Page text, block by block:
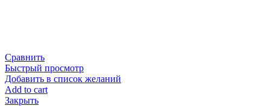
Сравнить
Быстрый просмотр
Добавить в список желаний
Add to cart
Закрыть